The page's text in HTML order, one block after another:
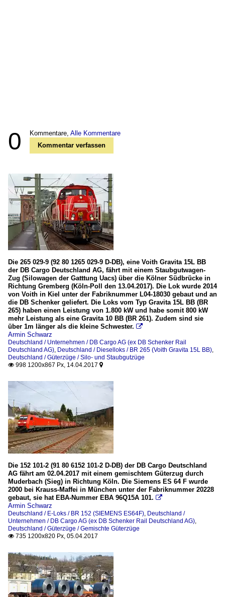
0 Kommentare, Alle Kommentare
Kommentar verfassen
Die 265 029-9 (92 80 1265 029-9 D-DB), eine Voith Gravita 15L BB
der DB Cargo Deutschland AG, fährt mit einem Staubgutwagen-
Zug (Silowagen der Gatttung Uacs) über die Kölner Südbrücke in
Richtung Gremberg (Köln-Poll den 13.04.2017). Die Lok wurde 2014
von Voith in Kiel unter der Fabriknummer L04-18030 gebaut und an
die DB Schenker geliefert. Die Loks vom Typ Gravita 15L BB (BR
265) haben einen Leistung von 1.800 kW und habe somit 800 kW
mehr Leistung als eine Gravita 10 BB (BR 261). Zudem sind sie
über 1m länger als die kleine Schwester. 
Armin Schwarz
Deutschland / Unternehmen / DB Cargo AG (ex DB Schenker Rail
Deutschland AG), Deutschland / Dieselloks / BR 265 (Voith Gravita 15L BB),
Deutschland / Güterzüge / Silo- und Staubgutzüge
 998 1200x867 Px, 14.04.2017 
Die 152 101-2 (91 80 6152 101-2 D-DB) der DB Cargo Deutschland
AG fährt am 02.04.2017 mit einem gemischtem Güterzug durch
Muderbach (Sieg) in Richtung Köln. Die Siemens ES 64 F wurde
2000 bei Krauss-Maffei in München unter der Fabriknummer 20228
gebaut, sie hat EBA-Nummer EBA 96Q15A 101. 
Armin Schwarz
Deutschland / E-Loks / BR 152 (SIEMENS ES64F), Deutschland /
Unternehmen / DB Cargo AG (ex DB Schenker Rail Deutschland AG),
Deutschland / Güterzüge / Gemischte Güterzüge
 735 1200x820 Px, 05.04.2017